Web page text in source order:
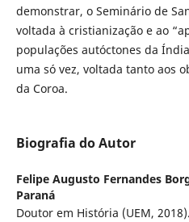
demonstrar, o Seminário de
voltada à cristianização e ao
populações autóctones da
uma só vez, voltada tanto aos
da Coroa.
Biografia do Autor
Felipe Augusto Fernandes
Paraná
Doutor em História (UEM,